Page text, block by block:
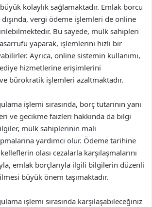
kolaylık sağlamaktadır. Emlak borcu
vergi ödeme işlemleri de online
Bu sayede, mülk sahipleri
yaparak, işlemlerini hızlı bir
Ayrıca, online sistemin kullanımı,
hizmetlerine erişimlerini
bürokratik işlemleri azaltmaktadır.
işlemi sırasında, borç tutarının yanı
ve gecikme faizleri hakkında da bilgi
mülk sahiplerinin mali
yardımcı olur. Ödeme tarihine
olası cezalarla karşılaşmalarını
emlak borçlarıyla ilgili bilgilerin düzenli
büyük önem taşımaktadır.
işlemi sırasında karşılaşabileceğiniz